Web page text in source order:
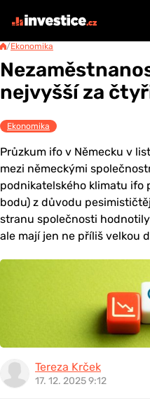
/Ekonomika
nejvyšší za
Ekonomika
Průzkum ifo v Německu v
mezi německými
podnikatelského klimatu ifo
bodu) z důvodu
stranu společnosti
ale mají jen ne příliš velkou
Tereza Krček
17. 12. 2025 9:12